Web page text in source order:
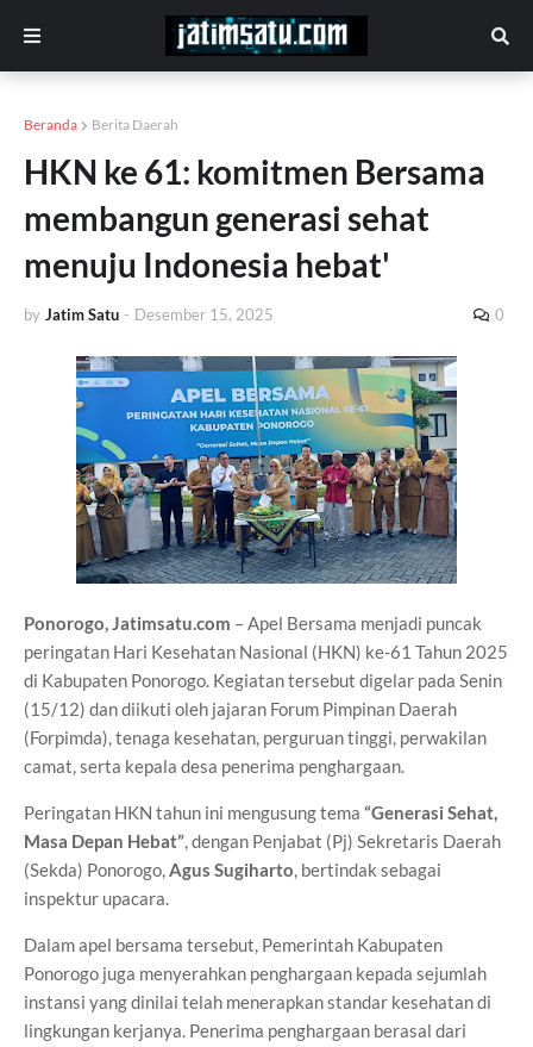
Beranda Berita Daerah
HKN ke 61: komitmen Bersama
membangun generasi sehat
menuju Indonesia hebat'
by Jatim Satu - Desember 15, 2025 0
Ponorogo, Jatimsatu.com – Apel Bersama menjadi puncak
peringatan Hari Kesehatan Nasional (HKN) ke-61 Tahun 2025
di Kabupaten Ponorogo. Kegiatan tersebut digelar pada Senin
(15/12) dan diikuti oleh jajaran Forum Pimpinan Daerah
(Forpimda), tenaga kesehatan, perguruan tinggi, perwakilan
camat, serta kepala desa penerima penghargaan.
Peringatan HKN tahun ini mengusung tema “Generasi Sehat,
Masa Depan Hebat”, dengan Penjabat (Pj) Sekretaris Daerah
(Sekda) Ponorogo,Agus Sugiharto, bertindak sebagai
inspektur upacara.
Dalam apel bersama tersebut, Pemerintah Kabupaten
Ponorogo juga menyerahkan penghargaan kepada sejumlah
instansi yang dinilai telah menerapkan standar kesehatan di
lingkungan kerjanya. Penerima penghargaan berasal dari